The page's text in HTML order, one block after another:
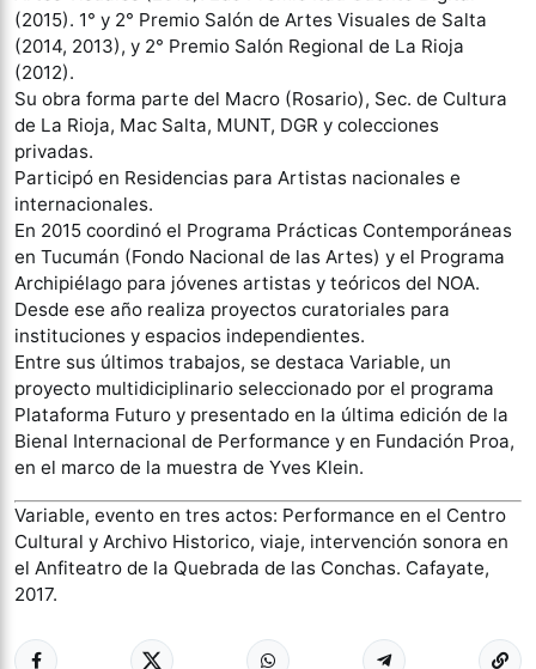
(2015). 1° y 2° Premio Salón de Artes Visuales de Salta
(2014, 2013), y 2° Premio Salón Regional de La Rioja
(2012).
Su obra forma parte del Macro (Rosario), Sec. de Cultura
de La Rioja, Mac Salta, MUNT, DGR y colecciones
privadas.
Participó en Residencias para Artistas nacionales e
internacionales.
En 2015 coordinó el Programa Prácticas Contemporáneas
en Tucumán (Fondo Nacional de las Artes) y el Programa
Archipiélago para jóvenes artistas y teóricos del NOA.
Desde ese año realiza proyectos curatoriales para
instituciones y espacios independientes.
Entre sus últimos trabajos, se destaca Variable, un
proyecto multidiciplinario seleccionado por el programa
Plataforma Futuro y presentado en la última edición de la
Bienal Internacional de Performance y en Fundación Proa,
en el marco de la muestra de Yves Klein.
Variable, evento en tres actos: Performance en el Centro
Cultural y Archivo Historico, viaje, intervención sonora en
el Anfiteatro de la Quebrada de las Conchas. Cafayate,
2017.